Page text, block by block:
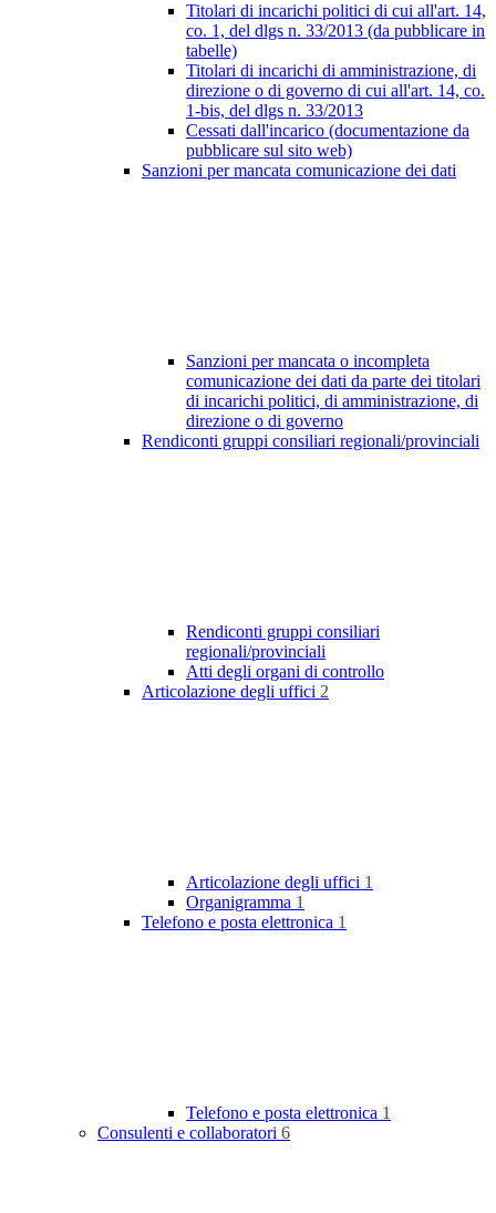
Titolari di incarichi politici di cui all'art. 14,
co. 1, del dlgs n. 33/2013 (da pubblicare in
tabelle)
Titolari di incarichi di amministrazione, di
direzione o di governo di cui all'art. 14, co.
1-bis, del dlgs n. 33/2013
Cessati dall'incarico (documentazione da
pubblicare sul sito web)
Sanzioni per mancata comunicazione dei dati
Sanzioni per mancata o incompleta
comunicazione dei dati da parte dei titolari
di incarichi politici, di amministrazione, di
direzione o di governo
Rendiconti gruppi consiliari regionali/provinciali
Rendiconti gruppi consiliari
regionali/provinciali
Atti degli organi di controllo
Articolazione degli uffici 2
Articolazione degli uffici 1
Organigramma 1
Telefono e posta elettronica 1
Telefono e posta elettronica 1
Consulenti e collaboratori 6